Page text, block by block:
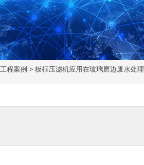
工程案例 > 板框压滤机应用在玻璃磨边废水处理